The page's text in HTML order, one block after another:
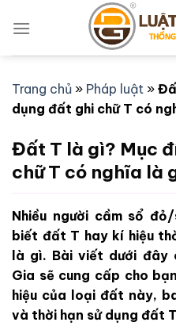
qua
Trang chủ » Pháp luật »
dụng đất ghi chữ T có
Đất T là gì? Mục
chữ T có nghĩa là
Nhiều người cầm sổ
biết đất T hay kí hiệu
là gì. Bài viết dưới đây
Gia sẽ cung cấp cho
hiệu của loại đất này,
và thời hạn sử dụng đất